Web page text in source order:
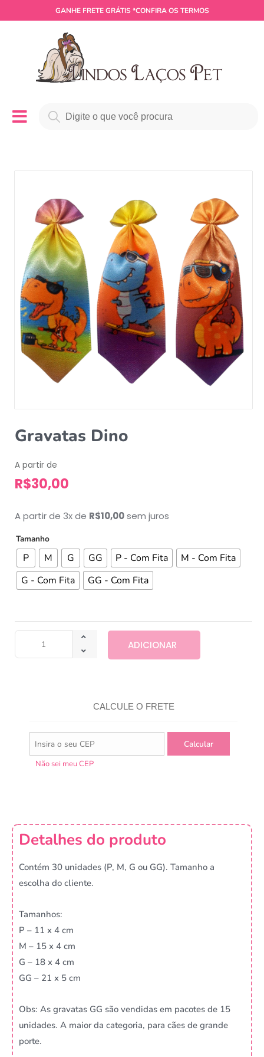
GANHE FRETE GRÁTIS *CONFIRA OS TERMOS
Gravatas Dino
A partir de
R$30,00
A partir de 3x de R$10,00sem juros
Tamanho
P M G GG P - Com Fita
M - Com Fita
G - Com Fita
GG - Com Fita
ADICIONAR
CALCULE O FRETE
Não sei meu CEP
Detalhes do produto
Contém 30 unidades (P, M, G ou GG). Tamanho a
escolha do cliente.
Tamanhos:
P – 11 x 4 cm
M – 15 x 4 cm
G – 18 x 4 cm
GG – 21 x 5 cm
Obs: As gravatas GG são vendidas em pacotes de 15
unidades. A maior da categoria, para cães de grande
porte.